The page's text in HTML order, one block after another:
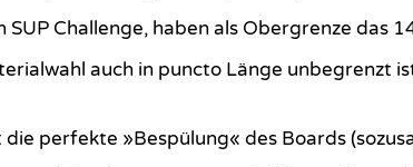
SUP Challenge, haben als Obergrenze
auch in puncto Länge unbegrenzt
die perfekte »Bespülung« des Boards